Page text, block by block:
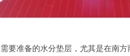
准备的水分垫层，尤其是在南方